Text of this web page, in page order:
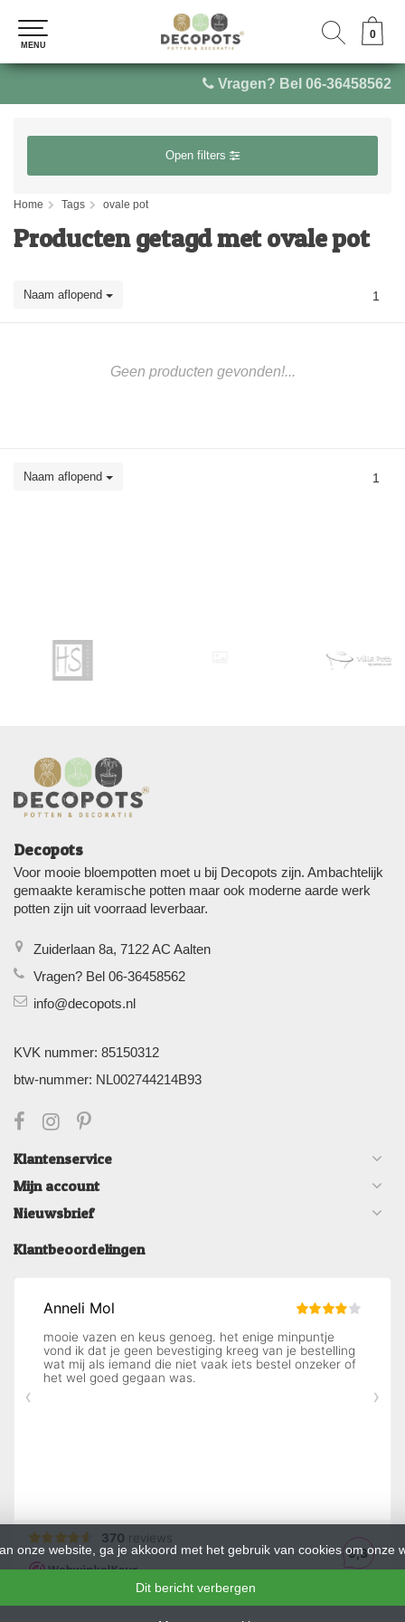
Vragen? Bel 06-36458562
0
MENU
0
MENU
Open filters
Home Tags ovale pot
Producten getagd met ovale pot
Naam aflopend 1
Geen producten gevonden!...
Naam aflopend 1
Decopots
Voor mooie bloempotten moet u bij Decopots zijn. Ambachtelijk
gemaakte keramische potten maar ook moderne aarde werk
potten zijn uit voorraad leverbaar.
Zuiderlaan 8a, 7122 AC Aalten
Vragen? Bel 06-36458562
info@decopots.nl
KVK nummer: 85150312
btw-nummer: NL002744214B93
Klantenservice
Mijn account
Nieuwsbrief
Klantbeoordelingen
onze website, ga je akkoord met het gebruik van cookies om onze
Dit bericht verbergen